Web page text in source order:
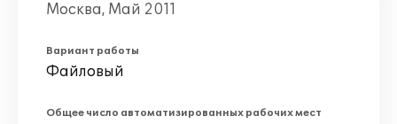
Москва, Май 2011
Вариант работы
Файловый
Общее число автоматизированных рабочих мест